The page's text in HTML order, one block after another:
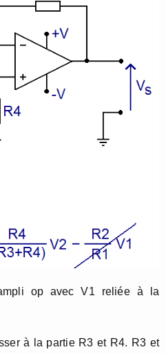
op avec V1 reliée à la
à la partie R3 et R4. R3 et